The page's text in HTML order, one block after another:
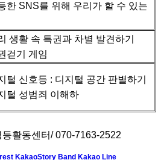
한 SNS를 위해 우리가 할 수 있는
생활 속 특권과 차별 발견하기
걷기 게임
털 신호등 : 디지털 공간 판별하기
털 성범죄 이해하
활동센터/ 070-7163-2522
KakaoStory Band Kakao Line